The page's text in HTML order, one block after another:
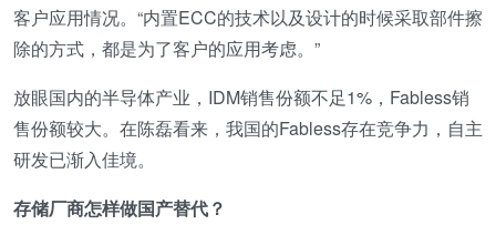
客户应用情况。“内置ECC的技术以及设计的时候采取部件擦
除的方式，都是为了客户的应用考虑。”
放眼国内的半导体产业，IDM销售份额不足1%，Fabless销
售份额较大。在陈磊看来，我国的Fabless存在竞争力，自主
研发已渐入佳境。
存储厂商怎样做国产替代？